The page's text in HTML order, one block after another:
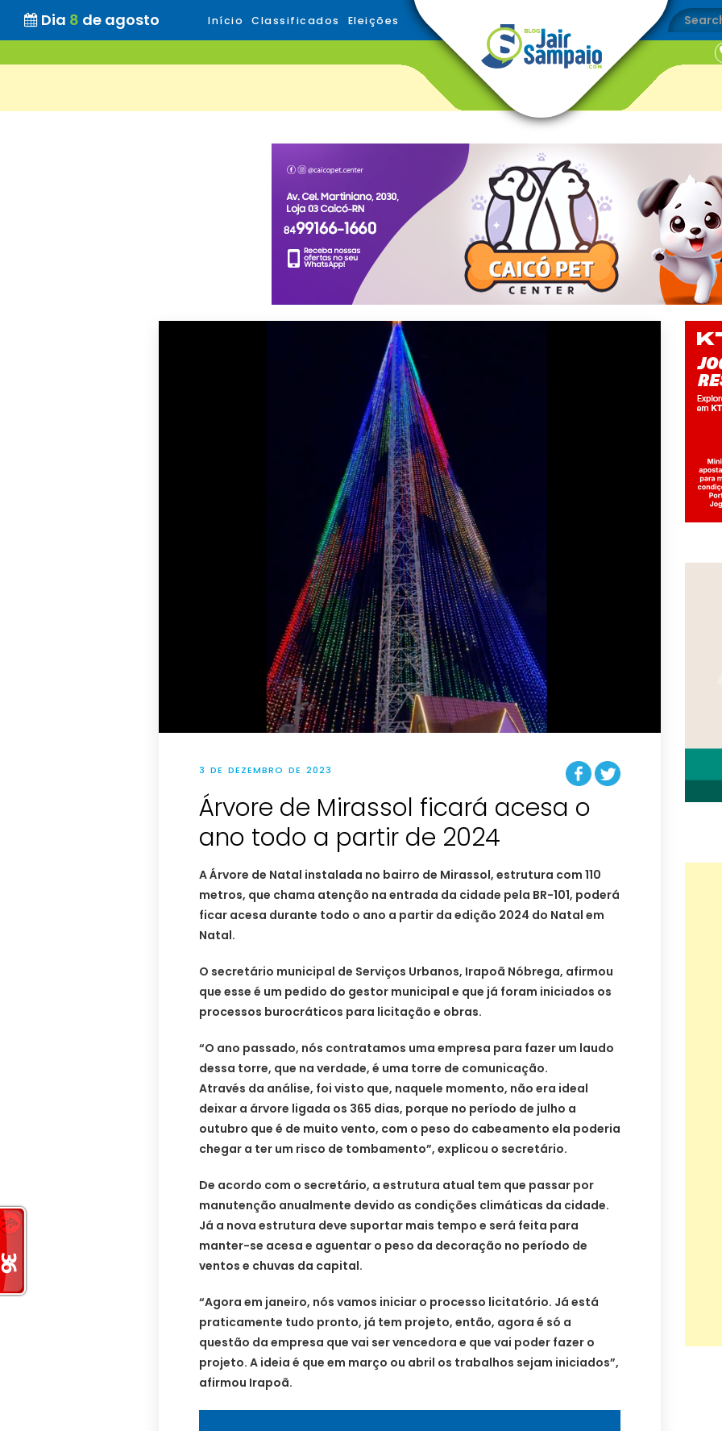
Dia 8 de agosto Início Classificados Eleições
3 DE DEZEMBRO DE 2023
Árvore de Mirassol ficará acesa o
ano todo a partir de 2024
A Árvore de Natal instalada no bairro de Mirassol, estrutura com 110
metros, que chama atenção na entrada da cidade pela BR-101, poderá
ficar acesa durante todo o ano a partir da edição 2024 do Natal em
Natal.
O secretário municipal de Serviços Urbanos, Irapoã Nóbrega, afirmou
que esse é um pedido do gestor municipal e que já foram iniciados os
processos burocráticos para licitação e obras.
“O ano passado, nós contratamos uma empresa para fazer um laudo
dessa torre, que na verdade, é uma torre de comunicação.
Através da análise, foi visto que, naquele momento, não era ideal
deixar a árvore ligada os 365 dias, porque no período de julho a
outubro que é de muito vento, com o peso do cabeamento ela poderia
chegar a ter um risco de tombamento”, explicou o secretário.
De acordo com o secretário, a estrutura atual tem que passar por
manutenção anualmente devido as condições climáticas da cidade.
Já a nova estrutura deve suportar mais tempo e será feita para
manter-se acesa e aguentar o peso da decoração no período de
ventos e chuvas da capital.
“Agora em janeiro, nós vamos iniciar o processo licitatório. Já está
praticamente tudo pronto, já tem projeto, então, agora é só a
questão da empresa que vai ser vencedora e que vai poder fazer o
projeto. A ideia é que em março ou abril os trabalhos sejam iniciados”,
afirmou Irapoã.